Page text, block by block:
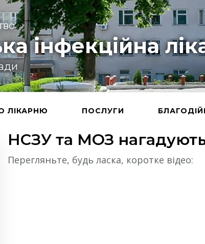
інфекційна
ЛІКАРНЮ ПОСЛУГИ
НСЗУ та МОЗ
Перегляньте, будь ласка, коротке відео: